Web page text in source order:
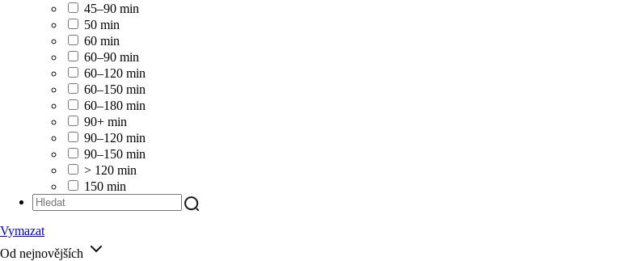
45–90 min
50 min
60 min
60–90 min
60–120 min
60–150 min
60–180 min
90+ min
90–120 min
90–150 min
> 120 min
150 min
Vymazat
Od nejnovějších